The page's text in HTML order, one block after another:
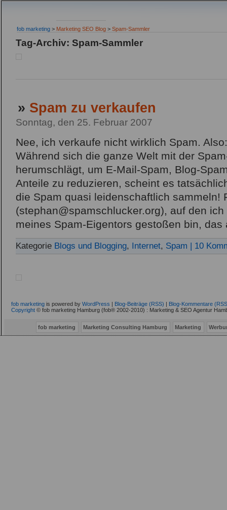
fob marketing > Marketing SEO Blog > Spam-Sammler
Tag-Archiv: Spam-Sammler
» Spam zu verkaufen
Sonntag, den 25. Februar 2007
Nee, ich verkaufe nicht wirklich Spam.
Während sich die ganze Welt mit der
herumschlägt, um E-Mail-Spam, Blog-
Anteile zu reduzieren, scheint es
die Spam quasi leidenschaftlich sammeln!
(stephan@spamschlucker.org), auf den
meines Spam-Eigentors gestoßen bin,
Kategorie Blogs und Blogging, Internet, Spam | 10
fob marketing is powered by WordPress Blog-Beiträge (RSS)
Blog-Kommentare
Copyright © fob marketing Hamburg (fob® 2002-2010) : Marketing & SEO Agentur
fob marketing Marketing Consulting Hamburg Marketing